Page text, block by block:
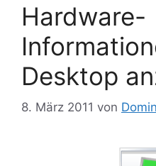
Hardware-
Desktop
8. März 2011 von